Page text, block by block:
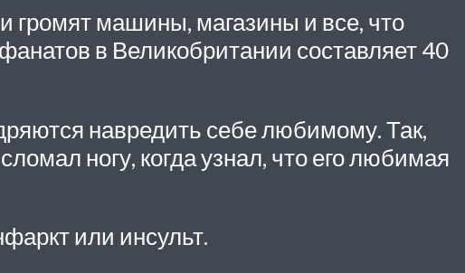
машины, магазины и все, что
в Великобритании составляет 40
навредить себе любимому. Так,
ногу, когда узнал, что его любимая
или инсульт.